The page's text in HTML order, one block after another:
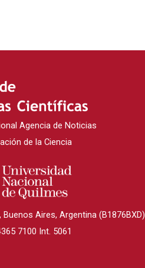
Agencia de Noticias
de la Ciencia
Aires, Argentina (B1876BXD)
7100 Int. 5061